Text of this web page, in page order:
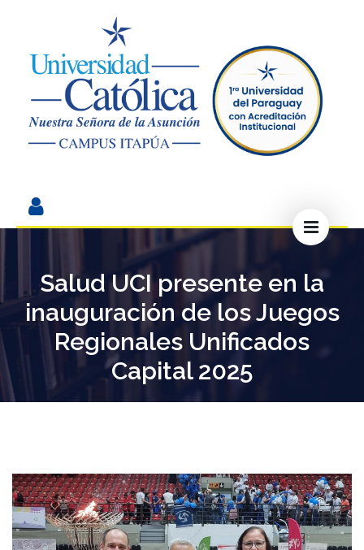
Salud UCI presente en la
inauguración de los Juegos
Regionales Unificados
Capital 2025